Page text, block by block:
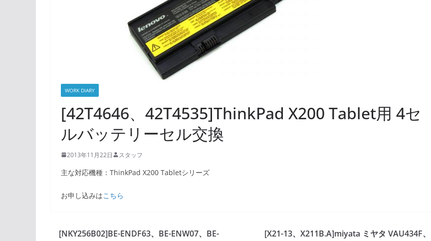
WORK DIARY
[42T4646、42T4535]ThinkPad X200 Tablet用 4セ
ルバッテリーセル交換
2013年11月22日 スタッフ
主な対応機種：ThinkPad X200 Tabletシリーズ
お申し込みはこちら
[NKY256B02]BE-ENDF63、BE-ENW07、BE-
[X21-13、X211B.A]miyata ミヤタ VAU434F、